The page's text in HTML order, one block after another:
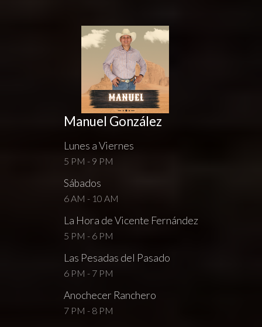
Manuel González
Lunes a Viernes
5 PM - 9 PM
Sábados
6 AM - 10 AM
La Hora de Vicente Fernández
5 PM - 6 PM
Las Pesadas del Pasado
6 PM - 7 PM
Anochecer Ranchero
7 PM - 8 PM